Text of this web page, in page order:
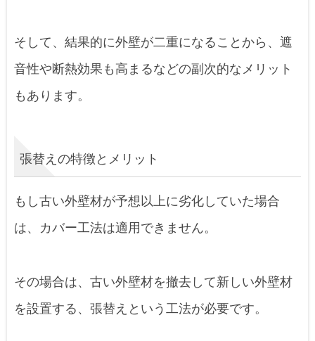
そして、結果的に外壁が二重になることから、遮
音性や断熱効果も高まるなどの副次的なメリット
もあります。
張替えの特徴とメリット
もし古い外壁材が予想以上に劣化していた場合
は、カバー工法は適用できません。
その場合は、古い外壁材を撤去して新しい外壁材
を設置する、張替えという工法が必要です。